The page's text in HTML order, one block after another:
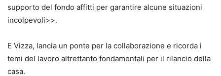
supporto del fondo affitti per garantire alcune situazioni
incolpevoli>>.
E Vizza, lancia un ponte per la collaborazione e ricorda i
temi del lavoro altrettanto fondamentali per il rilancio della
casa.